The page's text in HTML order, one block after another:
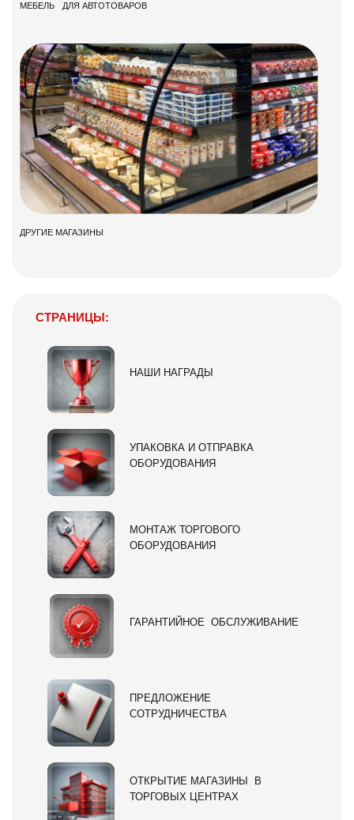
МЕБЕЛЬ ДЛЯ АВТОТОВАРОВ
ДРУГИЕ МАГАЗИНЫ
СТРАНИЦЫ:
НАШИ НАГРАДЫ
УПАКОВКА И ОТПРАВКА
ОБОРУДОВАНИЯ
МОНТАЖ ТОРГОВОГО
ОБОРУДОВАНИЯ
ГАРАНТИЙНОЕ ОБСЛУЖИВАНИЕ
ПРЕДЛОЖЕНИЕ
СОТРУДНИЧЕСТВА
ОТКРЫТИЕ МАГАЗИНЫ В
ТОРГОВЫХ ЦЕНТРАХ